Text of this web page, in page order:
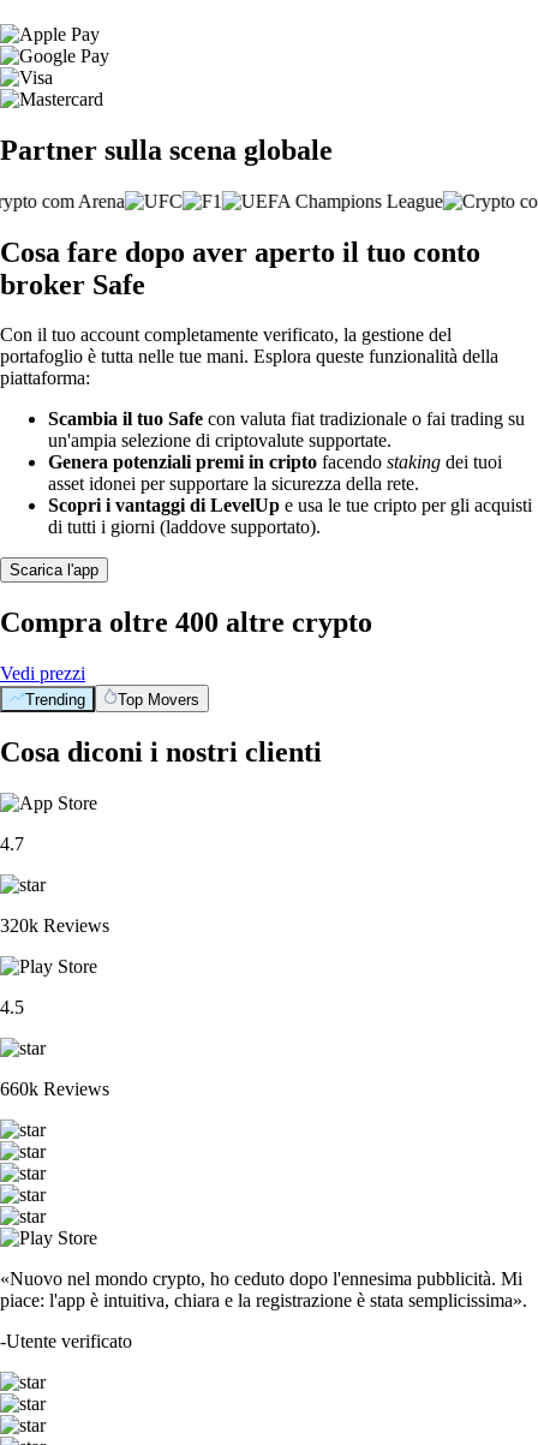
Partner sulla scena globale
Cosa fare dopo aver aperto il tuo conto
broker Safe
Con il tuo account completamente verificato, la gestione del
portafoglio è tutta nelle tue mani. Esplora queste funzionalità della
piattaforma:
Scambia il tuo Safe con valuta fiat tradizionale o fai trading su
un'ampia selezione di criptovalute supportate.
Genera potenziali premi in cripto facendo staking dei tuoi
asset idonei per supportare la sicurezza della rete.
Scopri i vantaggi di LevelUp e usa le tue cripto per gli acquisti
di tutti i giorni (laddove supportato).
Scarica l'app
Compra oltre 400 altre crypto
Vedi prezzi
Trending Top Movers
Cosa diconi i nostri clienti
4.7
320k Reviews
4.5
660k Reviews
«Nuovo nel mondo crypto, ho ceduto dopo l'ennesima pubblicità. Mi
piace: l'app è intuitiva, chiara e la registrazione è stata semplicissima».
-Utente verificato